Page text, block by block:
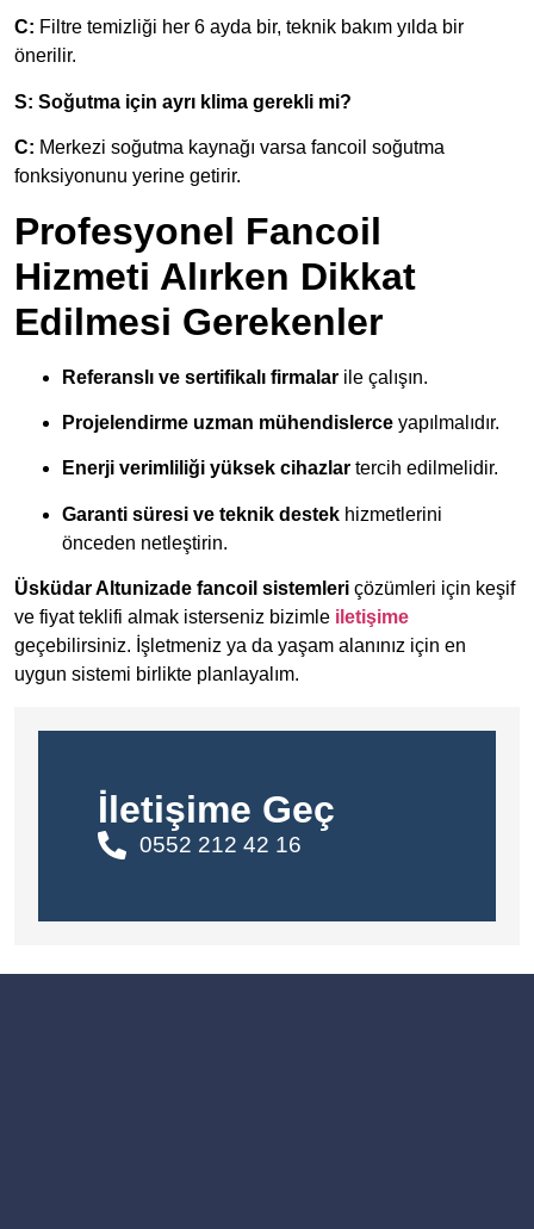
İletişime Geç
0552 212 42 16
C: Filtre temizliği her 6 ayda bir, teknik bakım yılda bir
önerilir.
S: Soğutma için ayrı klima gerekli mi?
C: Merkezi soğutma kaynağı varsa fancoil soğutma
fonksiyonunu yerine getirir.
Profesyonel Fancoil
Hizmeti Alırken Dikkat
Edilmesi Gerekenler
Referanslı ve sertifikalı firmalar ile çalışın.
Projelendirme uzman mühendislerce yapılmalıdır.
Enerji verimliliği yüksek cihazlar tercih edilmelidir.
Garanti süresi ve teknik destek hizmetlerini
önceden netleştirin.
Üsküdar Altunizade fancoil sistemleri çözümleri için keşif
ve fiyat teklifi almak isterseniz bizimle iletişime
geçebilirsiniz. İşletmeniz ya da yaşam alanınız için en
uygun sistemi birlikte planlayalım.